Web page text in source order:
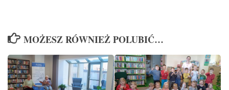
MOŻESZ RÓWNIEŻ POLUBIĆ…